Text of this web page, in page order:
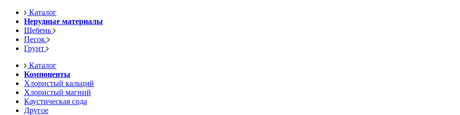
Каталог
Нерудные материалы
Щебень
Песок
Грунт
Каталог
Компоненты
Хлористый кальций
Хлористый магний
Каустическая сода
Другое